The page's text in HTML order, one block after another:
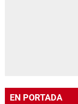
EN PORTADA